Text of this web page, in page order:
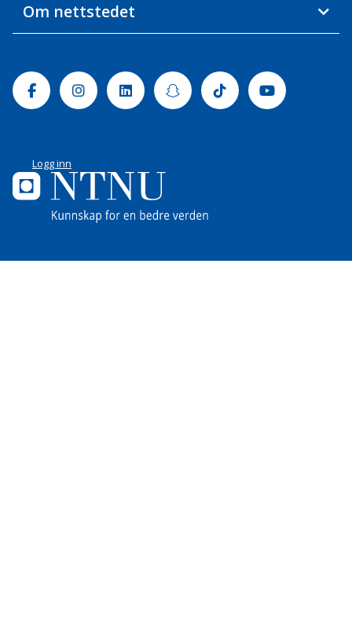
Om nettstedet
FacebookInstagramLinkedinSnapchatTiktok Youtube
Logg inn